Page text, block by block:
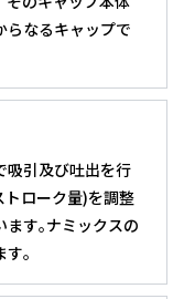
らなるキャップで
吸引及び吐出を行
トローク量)を調整
す｡ナミックスの
す｡